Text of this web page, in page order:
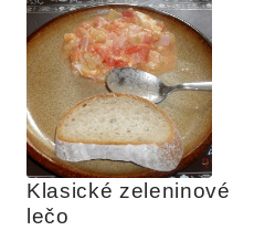
Klasické zeleninové
lečo